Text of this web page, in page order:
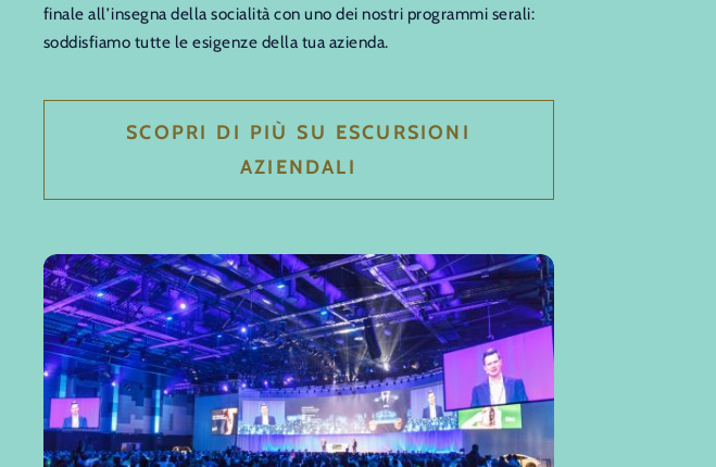
finale all’insegna della socialità con uno dei nostri programmi serali:
soddisfiamo tutte le esigenze della tua azienda.
SCOPRI DI PIÙ SU ESCURSIONI
AZIENDALI